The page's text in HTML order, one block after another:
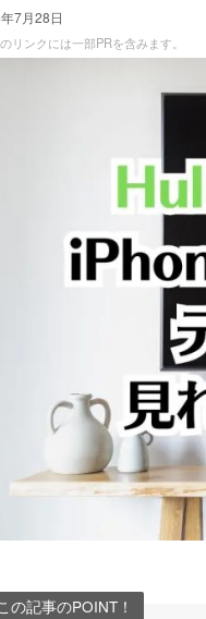
7月28日
リンクには一部PRを含みます。
の記事のPOINT！